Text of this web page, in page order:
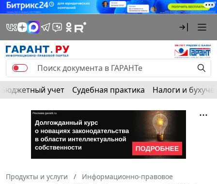
Бюджетный учет Судебная практика Налоги и
Продукты и услуги
Информационно-правовое